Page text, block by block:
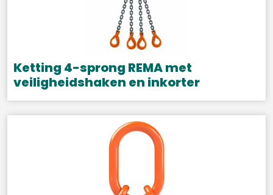
Ketting 4-sprong REMA met
veiligheidshaken en inkorter
Dit
product